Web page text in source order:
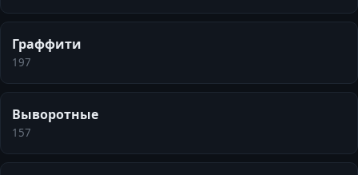
Граффити
197
Выворотные
157